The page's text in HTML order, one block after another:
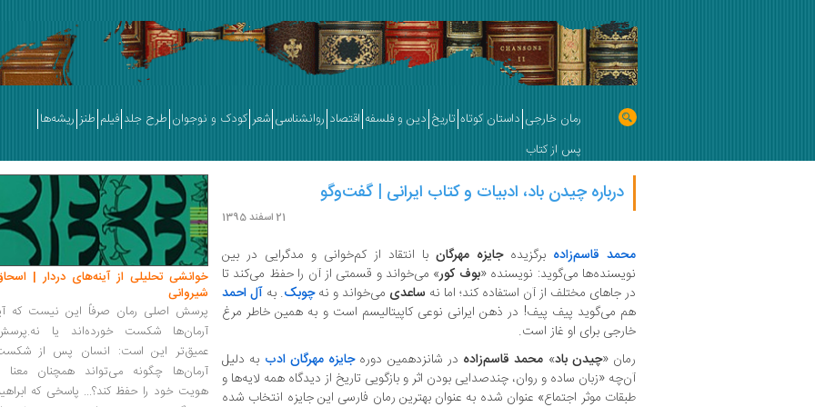
رمان خارجی داستان کوتاه تاریخ دین و فلسفه اقتصاد روانشناسی شعر کودک و نوجوان طرح جلد فیلم طنز ریشه‌ها
پس از کتاب
درباره چیدن باد، ادبیات و کتاب ایرانی | گفت‌وگو
21 اسفند 1395
محمد قاسم‌زاده برگزیدهجایزه مهرگان با انتقاد از کم‌خوانی و مدگرایی در بین
نویسنده‌ها می‌گوید: نویسنده «بوف کور» می‌خواند و قسمتی از آن را حفظ می‌کند تا
در جاهای مختلف از آن استفاده کند؛ اما نه ساعدی می‌خواند و نهچوبک. به آل احمد
هم می‌گوید پیف پیف! در ذهن ایرانی نوعی کاپیتالیسم است و به همین خاطر مرغ
خارجی برای او غاز است.
رمان «چیدن باد» محمد قاسم‌زاده در شانزدهمین دورهجایزه مهرگان ادب به دلیل
آن‌چه «زبان ساده و روان، چندصدایی بودن اثر و بازگویی تاریخ از دیدگاه همه لایه‌ها و
طبقات موثر اجتماع» عنوان شده به عنوان بهترین رمان فارسی این جایزه انتخاب شده
خوانشی تحلیلی از آینه‌های دردار |
شیروانی
پرسش اصلی رمان صرفاً این نیست که
آرمان‌ها شکست خورده‌اند یا
عمیق‌تر این است: انسان پس از
آرمان‌ها چگونه می‌تواند همچنان معنا
هویت خود را حفظ کند؟... پاسخی که